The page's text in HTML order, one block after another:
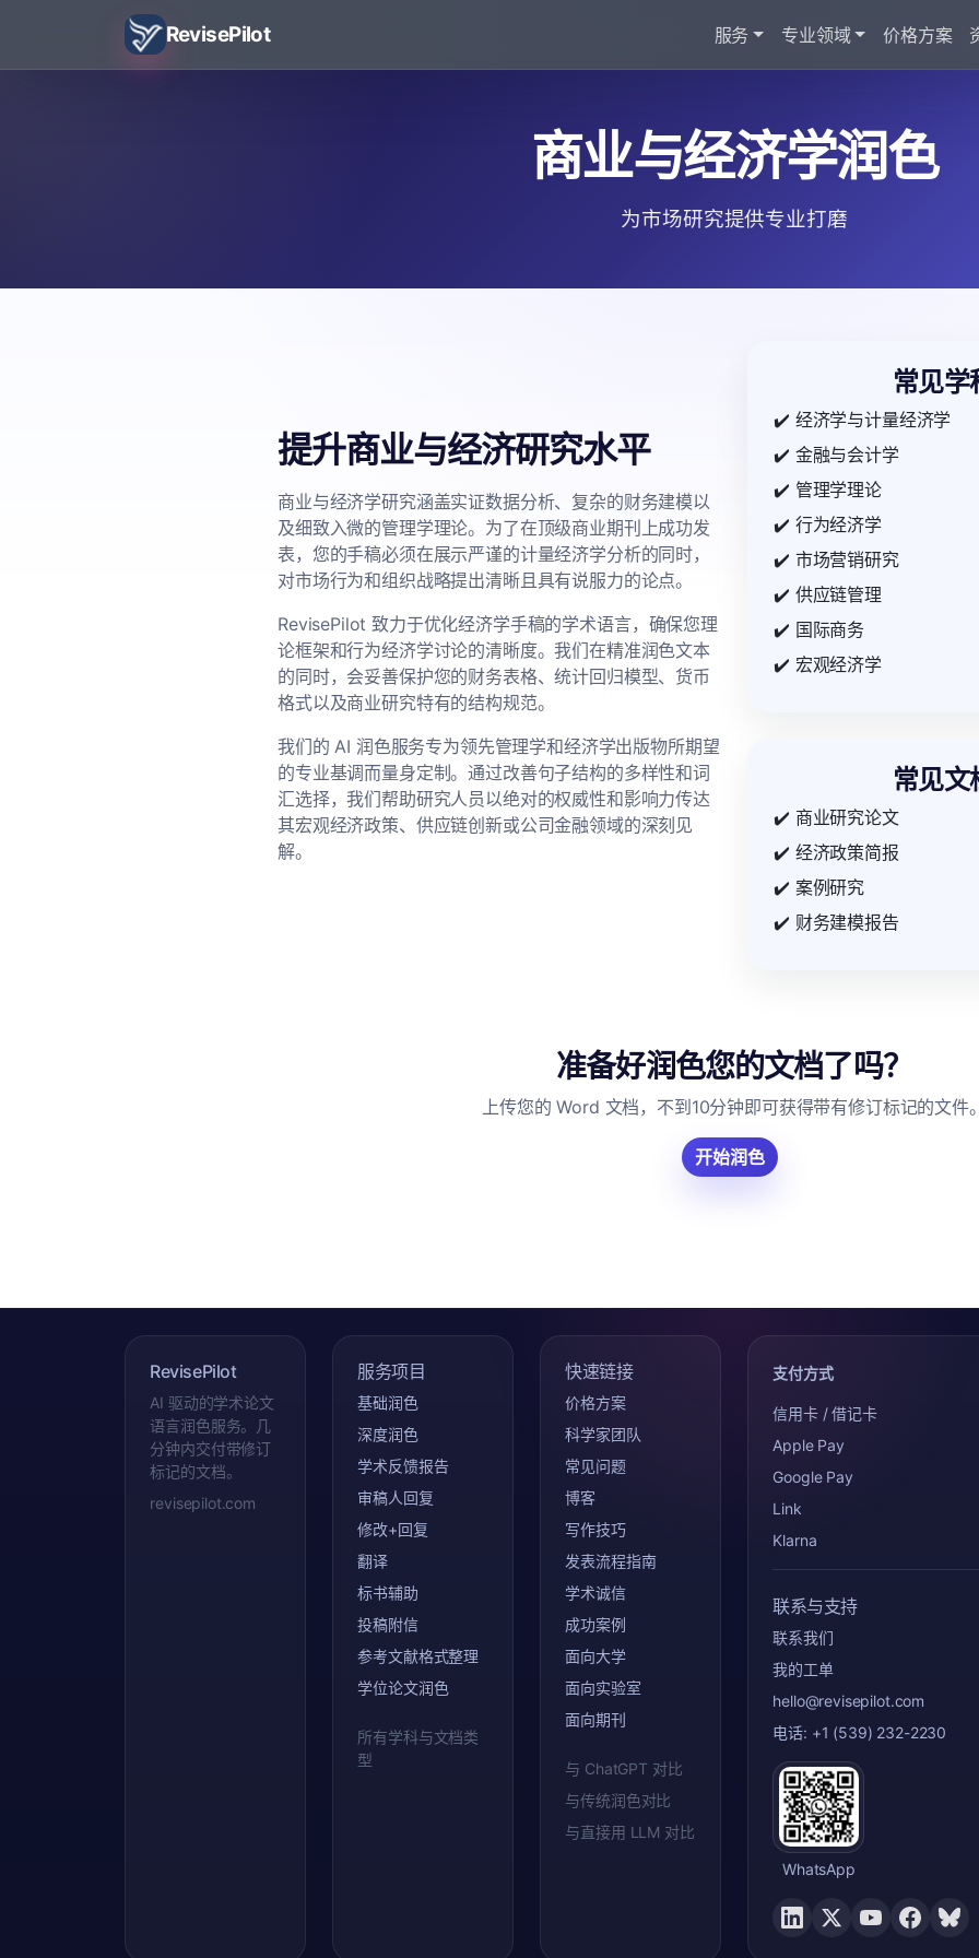
RevisePilot 服务 专业领域 价格方案
商业与经济学润色
为市场研究提供专业打磨
提升商业与经济研究水平
商业与经济学研究涵盖实证数据分析、复杂的财务建模以
及细致入微的管理学理论。为了在顶级商业期刊上成功发
表，您的手稿必须在展示严谨的计量经济学分析的同时，
对市场行为和组织战略提出清晰且具有说服力的论点。
RevisePilot 致力于优化经济学手稿的学术语言，确保您理
论框架和行为经济学讨论的清晰度。我们在精准润色文本
的同时，会妥善保护您的财务表格、统计回归模型、货币
格式以及商业研究特有的结构规范。
我们的 AI 润色服务专为领先管理学和经济学出版物所期望
的专业基调而量身定制。通过改善句子结构的多样性和词
汇选择，我们帮助研究人员以绝对的权威性和影响力传达
其宏观经济政策、供应链创新或公司金融领域的深刻见
解。
常见学
✔️ 经济学与计量经济学
✔️ 金融与会计学
✔️ 管理学理论
✔️ 行为经济学
✔️ 市场营销研究
✔️ 供应链管理
✔️ 国际商务
✔️ 宏观经济学
常见文
✔️ 商业研究论文
✔️ 经济政策简报
✔️ 案例研究
✔️ 财务建模报告
准备好润色您的文档了吗？
上传您的 Word 文档，不到10分钟即可获得带有修订标记的文件
开始润色
RevisePilot
AI 驱动的学术论文
语言润色服务。几
分钟内交付带修订
标记的文档。
revisepilot.com
服务项目
基础润色
深度润色
学术反馈报告
审稿人回复
修改+回复
翻译
标书辅助
投稿附信
参考文献格式整理
学位论文润色
所有学科与文档类
型
快速链接
价格方案
科学家团队
常见问题
博客
写作技巧
发表流程指南
学术诚信
成功案例
面向大学
面向实验室
面向期刊
与 ChatGPT 对比
与传统润色对比
与直接用 LLM 对比
支付方式
信用卡 / 借记卡
Apple Pay
Google Pay
Link
Klarna
联系与支持
联系我们
我的工单
hello@revisepilot.com
电话: +1 (539) 232-2230
WhatsApp